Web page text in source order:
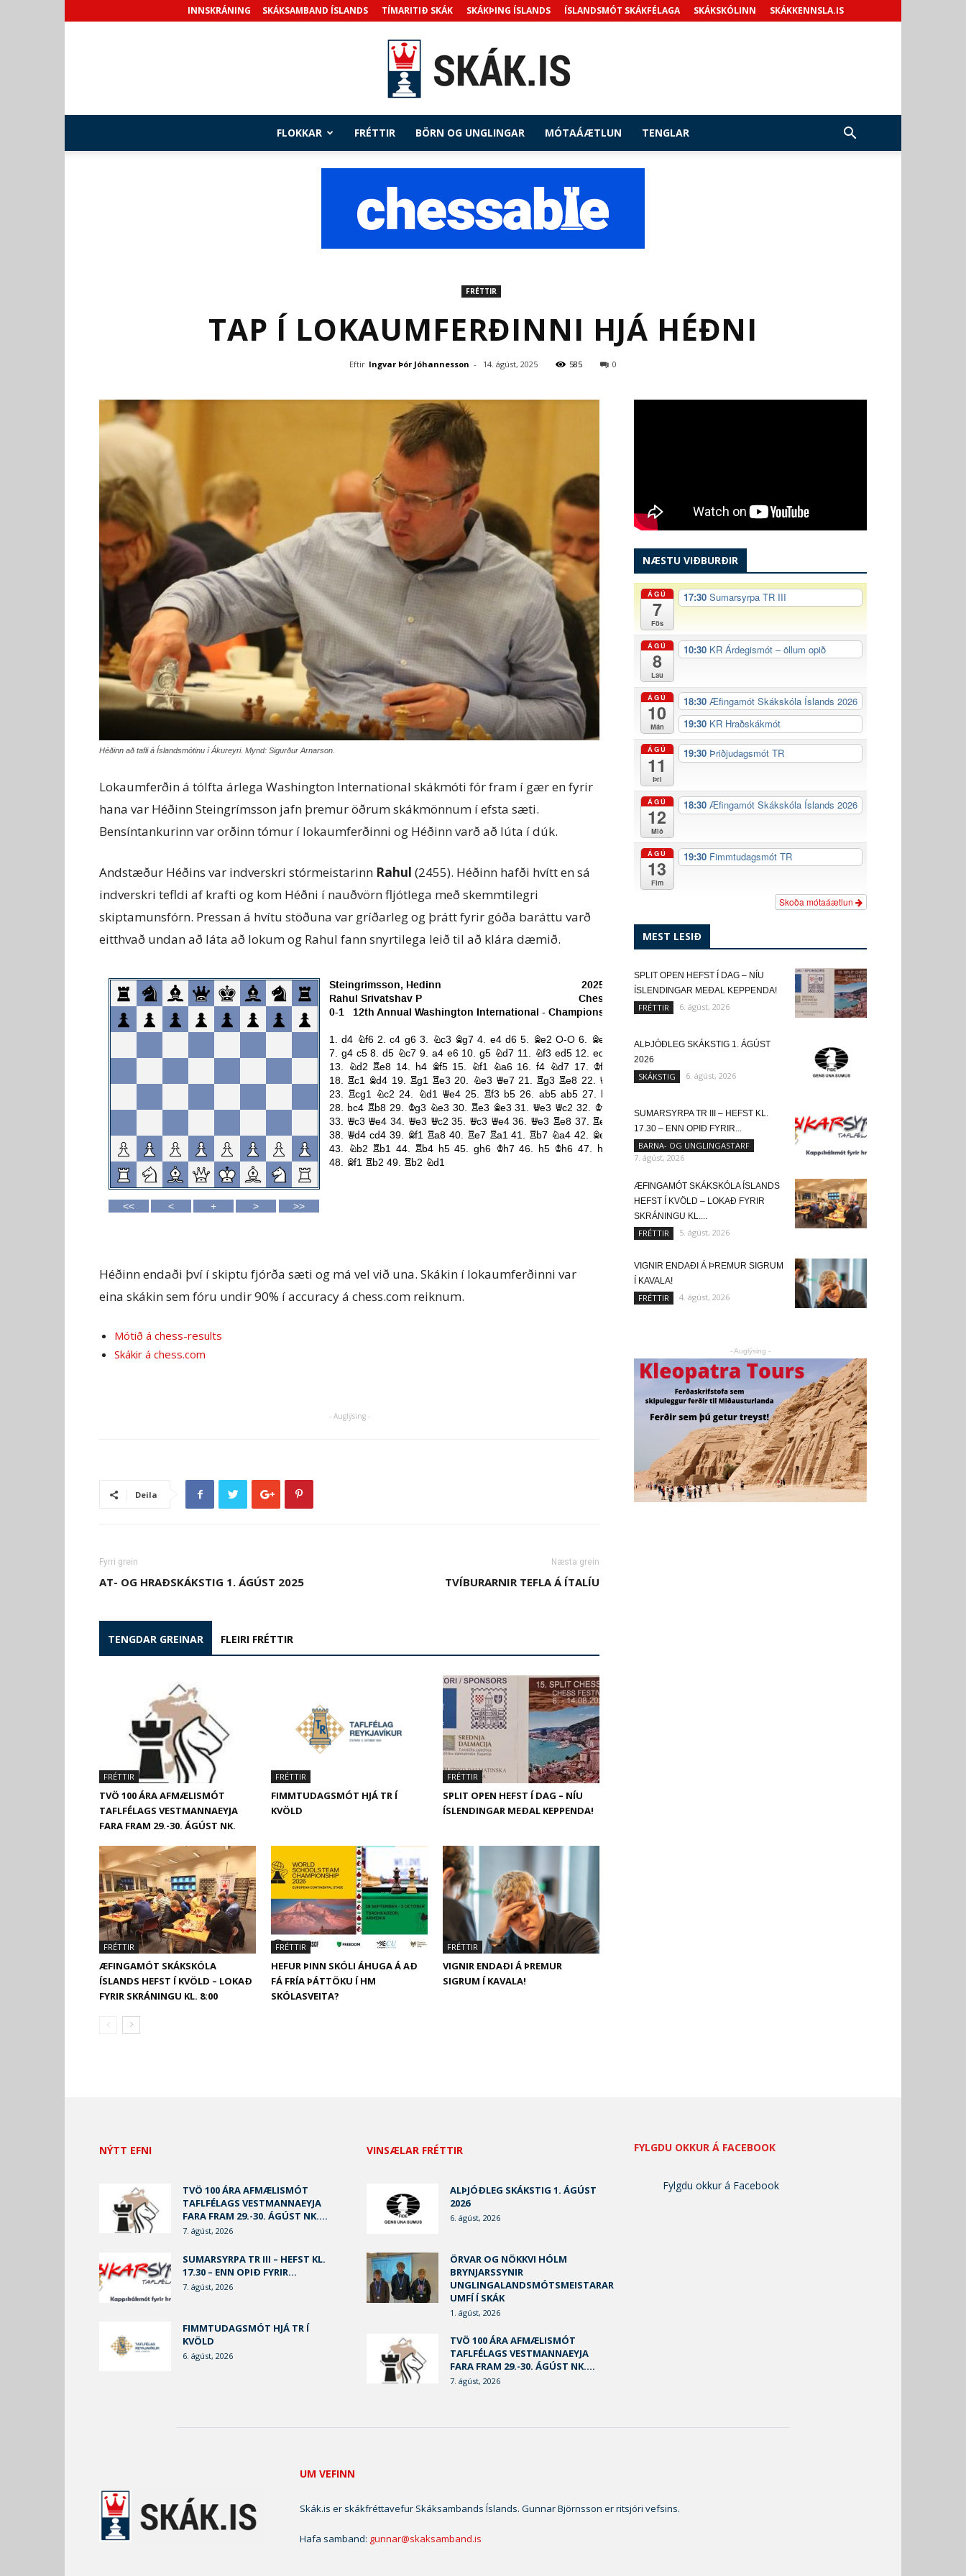
INNSKRÁNING SKÁKSAMBAND ÍSLANDS TÍMARITIÐ SKÁK SKÁKÞING ÍSLANDS ÍSLANDSMÓT SKÁKFÉLAGA SKÁKSKÓLINN SKÁKKENNSLA.IS
FLOKKAR FRÉTTIR BÖRN OG UNGLINGAR MÓTAÁÆTLUN TENGLAR
FRÉTTIR
TAP Í LOKAUMFERÐINNI HJÁ HÉÐNI
Eftir Ingvar Þór Jóhannesson - 14. ágúst, 2025 585 0
Héðinn að tafli á Íslandsmótinu í Ákureyri. Mynd: Sigurður Arnarson.
Lokaumferðin á tólfta árlega Washington International skákmóti fór fram í gær en fyrir
hana var Héðinn Steingrímsson jafn þremur öðrum skákmönnum í efsta sæti.
Bensíntankurinn var orðinn tómur í lokaumferðinni og Héðinn varð að lúta í dúk.
Andstæður Héðins var indverskri stórmeistarinn Rahul (2455). Héðinn hafði hvítt en sá
indverskri tefldi af krafti og kom Héðni í nauðvörn fljótlega með skemmtilegri
skiptamunsfórn. Pressan á hvítu stöðuna var gríðarleg og þrátt fyrir góða baráttu varð
eitthvað undan að láta að lokum og Rahul fann snyrtilega leið til að klára dæmið.
Héðinn endaði því í skiptu fjórða sæti og má vel við una. Skákin í lokaumferðinni var
eina skákin sem fóru undir 90% í accuracy á chess.com reiknum.
Mótið á chess-results
Skákir á chess.com
- Auglýsing -
Deila
Fyrri grein
AT- OG HRAÐSKÁKSTIG 1. ÁGÚST 2025
Næsta grein
TVÍBURARNIR TEFLA Á ÍTALÍU
TENGDAR GREINAR FLEIRI FRÉTTIR
FRÉTTIR
TVÖ 100 ÁRA AFMÆLISMÓT
TAFLFÉLAGS VESTMANNAEYJA
FARA FRAM 29.-30. ÁGÚST NK.
FRÉTTIR
FIMMTUDAGSMÓT HJÁ TR Í
KVÖLD
FRÉTTIR
SPLIT OPEN HEFST Í DAG – NÍU
ÍSLENDINGAR MEÐAL KEPPENDA!
FRÉTTIR
ÆFINGAMÓT SKÁKSKÓLA
ÍSLANDS HEFST Í KVÖLD – LOKAÐ
FYRIR SKRÁNINGU KL. 8:00
FRÉTTIR
HEFUR ÞINN SKÓLI ÁHUGA Á AÐ
FÁ FRÍA ÞÁTTÖKU Í HM
SKÓLASVEITA?
FRÉTTIR
VIGNIR ENDAÐI Á ÞREMUR
SIGRUM Í KAVALA!
NÆSTU VIÐBURÐIR
ÁGÚ
7
Fös
17:30 Sumarsyrpa TR III
ÁGÚ
8
Lau
10:30 KR Árdegismót – öllum opið
ÁGÚ
10
Mán
18:30 Æfingamót Skákskóla Íslands 2026
19:30 KR Hraðskákmót
ÁGÚ
11
Þri
19:30 Þriðjudagsmót TR
ÁGÚ
12
Mið
18:30 Æfingamót Skákskóla Íslands 2026
ÁGÚ
13
Fim
19:30 Fimmtudagsmót TR
Skoða mótaáætlun
MEST LESIÐ
SPLIT OPEN HEFST Í DAG – NÍU
ÍSLENDINGAR MEÐAL KEPPENDA!
FRÉTTIR 6. ágúst, 2026
ALÞJÓÐLEG SKÁKSTIG 1. ÁGÚST
2026
SKÁKSTIG 6. ágúst, 2026
SUMARSYRPA TR III – HEFST KL.
17.30 – ENN OPIÐ FYRIR...
BARNA- OG UNGLINGASTARF
7. ágúst, 2026
ÆFINGAMÓT SKÁKSKÓLA ÍSLANDS
HEFST Í KVÖLD – LOKAÐ FYRIR
SKRÁNINGU KL....
FRÉTTIR 5. ágúst, 2026
VIGNIR ENDAÐI Á ÞREMUR SIGRUM
Í KAVALA!
FRÉTTIR 4. ágúst, 2026
- Auglýsing -
NÝTT EFNI
TVÖ 100 ÁRA AFMÆLISMÓT
TAFLFÉLAGS VESTMANNAEYJA
FARA FRAM 29.-30. ÁGÚST NK....
7. ágúst, 2026
SUMARSYRPA TR III – HEFST KL.
17.30 – ENN OPIÐ FYRIR...
7. ágúst, 2026
FIMMTUDAGSMÓT HJÁ TR Í
KVÖLD
6. ágúst, 2026
VINSÆLAR FRÉTTIR
ALÞJÓÐLEG SKÁKSTIG 1. ÁGÚST
2026
6. ágúst, 2026
ÖRVAR OG NÖKKVI HÓLM
BRYNJARSSYNIR
UNGLINGALANDSMÓTSMEISTARAR
UMFÍ Í SKÁK
1. ágúst, 2026
TVÖ 100 ÁRA AFMÆLISMÓT
TAFLFÉLAGS VESTMANNAEYJA
FARA FRAM 29.-30. ÁGÚST NK....
7. ágúst, 2026
FYLGDU OKKUR Á FACEBOOK
Fylgdu okkur á Facebook
UM VEFINN
Skák.is er skákfréttavefur Skáksambands Íslands. Gunnar Björnsson er ritsjóri vefsins.
Hafa samband: gunnar@skaksamband.is